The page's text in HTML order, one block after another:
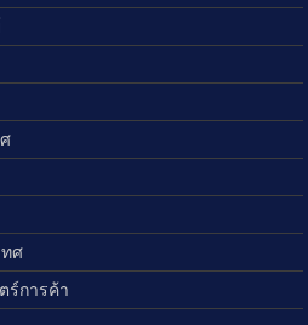
ทศ
ร์การค้า